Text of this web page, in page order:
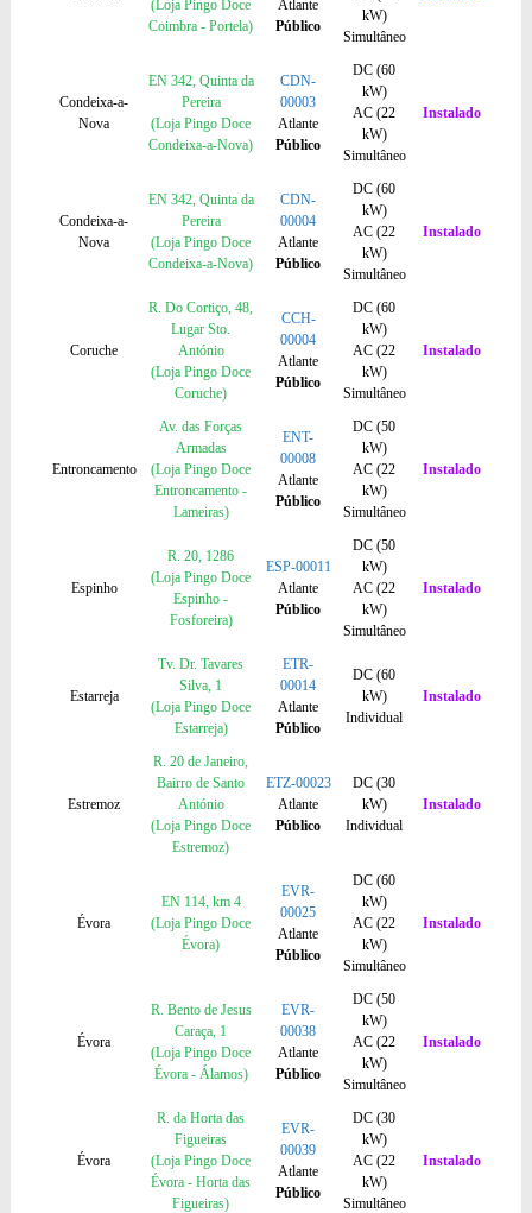
(Loja Pingo Doce
Coimbra - Portela)
Atlante
Público
kW)
Simultâneo
Condeixa-a-
Nova
EN 342, Quinta da
Pereira
(Loja Pingo Doce
Condeixa-a-Nova)
CDN-
00003
Atlante
Público
DC (60
kW)
AC (22
kW)
Simultâneo
Instalado
Condeixa-a-
Nova
EN 342, Quinta da
Pereira
(Loja Pingo Doce
Condeixa-a-Nova)
CDN-
00004
Atlante
Público
DC (60
kW)
AC (22
kW)
Simultâneo
Instalado
Coruche
R. Do Cortiço, 48,
Lugar Sto.
António
(Loja Pingo Doce
Coruche)
CCH-
00004
Atlante
Público
DC (60
kW)
AC (22
kW)
Simultâneo
Instalado
Entroncamento
Av. das Forças
Armadas
(Loja Pingo Doce
Entroncamento -
Lameiras)
ENT-
00008
Atlante
Público
DC (50
kW)
AC (22
kW)
Simultâneo
Instalado
Espinho
R. 20, 1286
(Loja Pingo Doce
Espinho -
Fosforeira)
ESP-00011
Atlante
Público
DC (50
kW)
AC (22
kW)
Simultâneo
Instalado
Estarreja
Tv. Dr. Tavares
Silva, 1
(Loja Pingo Doce
Estarreja)
ETR-
00014
Atlante
Público
DC (60
kW)
Individual
Instalado
Estremoz
R. 20 de Janeiro,
Bairro de Santo
António
(Loja Pingo Doce
Estremoz)
ETZ-00023
Atlante
Público
DC (30
kW)
Individual
Instalado
Évora
EN 114, km 4
(Loja Pingo Doce
Évora)
EVR-
00025
Atlante
Público
DC (60
kW)
AC (22
kW)
Simultâneo
Instalado
Évora
R. Bento de Jesus
Caraça, 1
(Loja Pingo Doce
Évora - Álamos)
EVR-
00038
Atlante
Público
DC (50
kW)
AC (22
kW)
Simultâneo
Instalado
Évora
R. da Horta das
Figueiras
(Loja Pingo Doce
Évora - Horta das
Figueiras)
EVR-
00039
Atlante
Público
DC (30
kW)
AC (22
kW)
Simultâneo
Instalado